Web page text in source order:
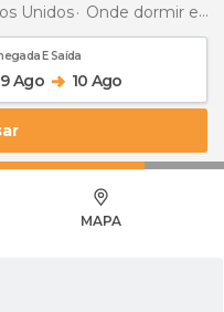
Unidos Onde dormir em Washington
E Saída
Ago 10 Ago
MAPA